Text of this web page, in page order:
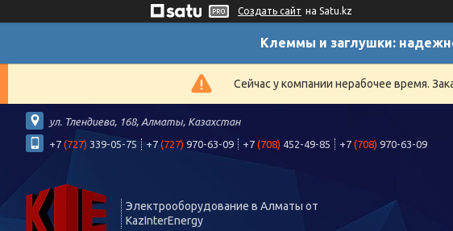
Создать сайт на Satu.kz
Клеммы и заглушки:
Сейчас у компании нерабочее время.
ул. Тлендиева, 168, Алматы, Казахстан
+7 (727) 339-05-75 +7 (727) 970-63-09 +7 (708) 452-49-85 +7 (708) 970-63-09
Электрооборудование в Алматы от
KazInterEnergy